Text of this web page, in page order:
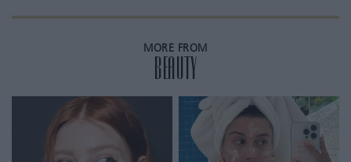
MORE FROM
BEAUTY